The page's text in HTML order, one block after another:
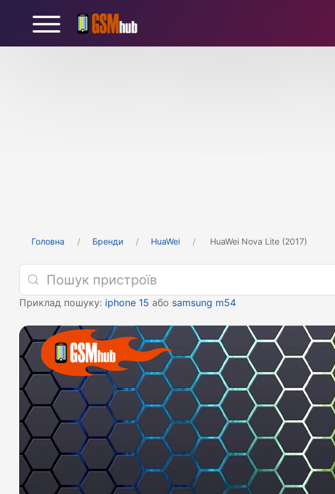
Головна Бренди HuaWei HuaWei Nova Lite (2017)
Приклад пошуку: iphone 15 або samsung m54